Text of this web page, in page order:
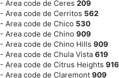
- Area code de Ceres 209
- Area code de Cerritos 562
- Area code de Chico 530
- Area code de Chino 909
- Area code de Chino Hills 909
- Area code de Chula Vista 619
- Area code de Citrus Heights 916
- Area code de Claremont 909